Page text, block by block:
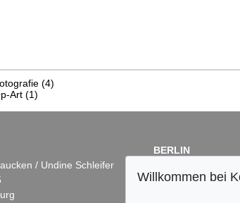
(4)
Art (1)
/ Undine Schleifer
BERLIN
Fasanenstr. 70
Willkommen bei